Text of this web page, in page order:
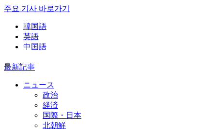
주요 기사 바로가기
韓国語
英語
中国語
最新記事
ニュース
政治
経済
国際・日本
北朝鮮